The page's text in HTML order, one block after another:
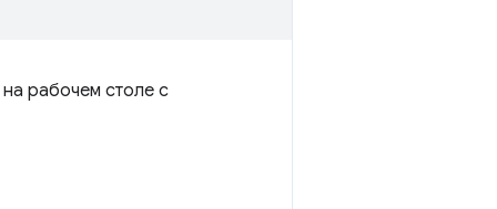
рабочем столе с